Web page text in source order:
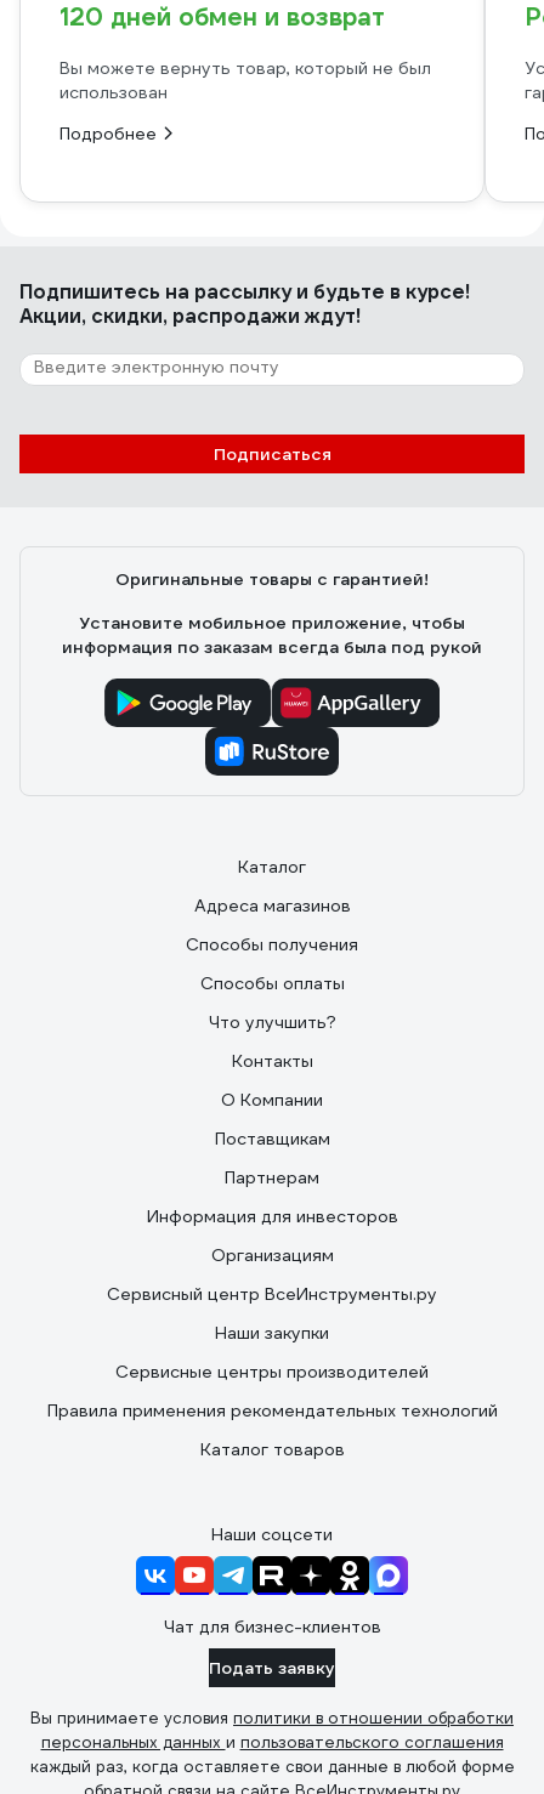
120 дней обмен и возврат
Вы можете вернуть товар, который не был
использован
Подробнее
Подпишитесь на рассылкуи будьте в курсе!
Акции, скидки, распродажи ждут!
Подписаться
Оригинальные товары с гарантией!
Установите мобильное приложение, чтобы
информация по заказам всегда была под рукой
Каталог
Адреса магазинов
Способы получения
Способы оплаты
Что улучшить?
Контакты
О Компании
Поставщикам
Партнерам
Информация для инвесторов
Организациям
Сервисный центр ВсеИнструменты.ру
Наши закупки
Сервисные центры производителей
Правила применения рекомендательных технологий
Каталог товаров
Наши соцсети
Чат для бизнес-клиентов
Подать заявку
Вы принимаете условия политики в отношении обработки
персональных данных и пользовательского соглашения
каждый раз, когда оставляете свои данные в любой форме